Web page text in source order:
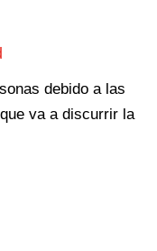
debido a las
va a discurrir la